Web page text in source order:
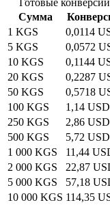
Готовые конверсии
Сумма
1 KGS
0,0114
5 KGS
0,0572
10 KGS
0,1144
20 KGS
0,2287
50 KGS
0,5718
100 KGS
1,14 USD
250 KGS
2,86 USD
500 KGS
5,72 USD
1 000 KGS
11,44
2 000 KGS
22,87
5 000 KGS
57,18
10 000 KGS 114,35